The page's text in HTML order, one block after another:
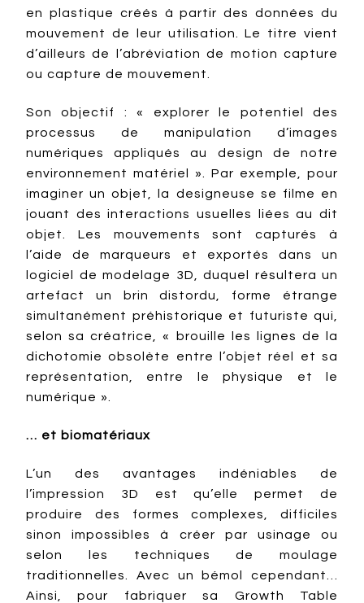
en plastique créés à partir des données du
mouvement de leur utilisation. Le titre vient
d’ailleurs de l’abréviation de motion capture
ou capture de mouvement.
Son objectif : « explorer le potentiel des
processus de manipulation d’images
numériques appliqués au design de notre
environnement matériel ». Par exemple, pour
imaginer un objet, la designeuse se filme en
jouant des interactions usuelles liées au dit
objet. Les mouvements sont capturés à
l’aide de marqueurs et exportés dans un
logiciel de modelage 3D, duquel résultera un
artefact un brin distordu, forme étrange
simultanément préhistorique et futuriste qui,
selon sa créatrice, « brouille les lignes de la
dichotomie obsolète entre l’objet réel et sa
représentation, entre le physique et le
numérique ».
… et biomatériaux
L’un des avantages indéniables de
l’impression 3D est qu’elle permet de
produire des formes complexes, difficiles
sinon impossibles à créer par usinage ou
selon les techniques de moulage
traditionnelles. Avec un bémol cependant…
Ainsi, pour fabriquer sa Growth Table